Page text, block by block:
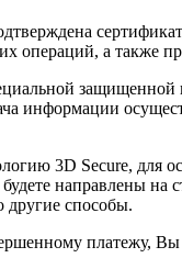
операций, а также
информации
3D Secure, для
направлены на
другие способы.
платежу, Вы